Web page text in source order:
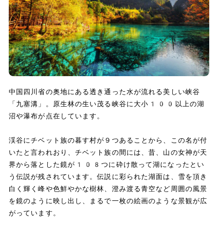
中国四川省の奥地にある透き通った水が流れる美しい峡谷
「九塞溝」。原生林の生い茂る峡谷に大小100以上の湖
沼や瀑布が点在しています。
渓谷にチベット族の暮す村が９つあることから、この名が付
いたと言われおり、チベット族の間には、昔、山の女神が天
界から落とした鏡が108つに砕け散って湖になったとい
う伝説が残されています。伝説に彩られた湖面は、雪を頂き
白く輝く峰や色鮮やかな樹林、澄み渡る青空など周囲の風景
を鏡のように映し出し、まるで一枚の絵画のような景観が広
がっています。